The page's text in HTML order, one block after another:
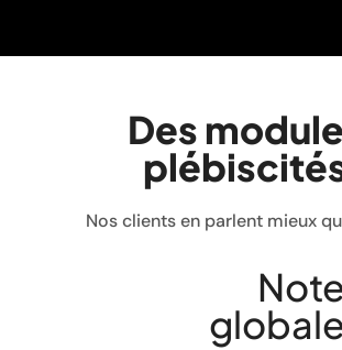
Des
Nos clients en parlent mieux